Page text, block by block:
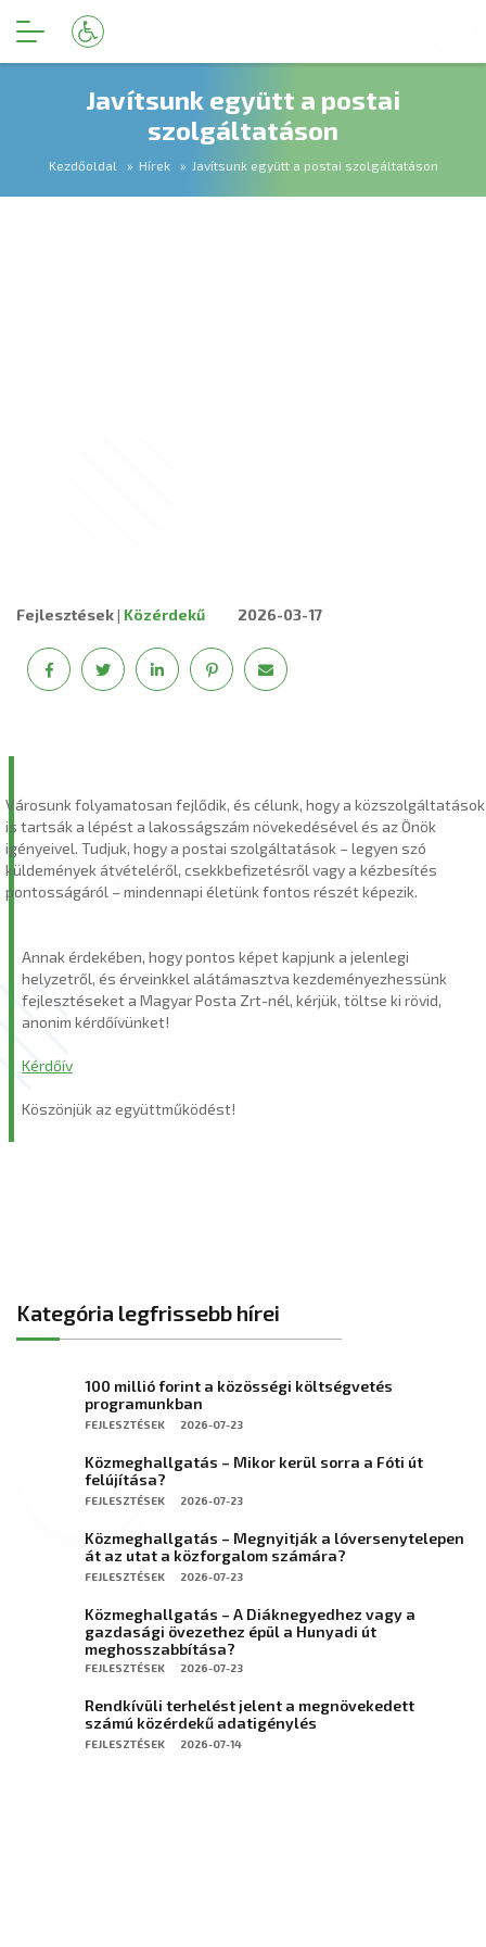
Javítsunk együtt a postai
szolgáltatáson
Kezdőoldal Hírek Javítsunk együtt a postai szolgáltatáson
Fejlesztések| Közérdekű 2026-03-17
Városunk folyamatosan fejlődik, és célunk, hogy a közszolgáltatások
is tartsák a lépést a lakosságszám növekedésével és az Önök
igényeivel. Tudjuk, hogy a postai szolgáltatások – legyen szó
küldemények átvételéről, csekkbefizetésről vagy a kézbesítés
pontosságáról – mindennapi életünk fontos részét képezik.
Annak érdekében, hogy pontos képet kapjunk a jelenlegi
helyzetről, és érveinkkel alátámasztva kezdeményezhessünk
fejlesztéseket a Magyar Posta Zrt-nél, kérjük, töltse ki rövid,
anonim kérdőívünket!
Kérdőív
Köszönjük az együttműködést!
Kategória legfrissebb hírei
100 millió forint a közösségi költségvetés
programunkban
FEJLESZTÉSEK 2026-07-23
Közmeghallgatás – Mikor kerül sorra a Fóti út
felújítása?
FEJLESZTÉSEK 2026-07-23
Közmeghallgatás – Megnyitják a lóversenytelepen
át az utat a közforgalom számára?
FEJLESZTÉSEK 2026-07-23
Közmeghallgatás – A Diáknegyedhez vagy a
gazdasági övezethez épül a Hunyadi út
meghosszabbítása?
FEJLESZTÉSEK 2026-07-23
Rendkívüli terhelést jelent a megnövekedett
számú közérdekű adatigénylés
FEJLESZTÉSEK 2026-07-14